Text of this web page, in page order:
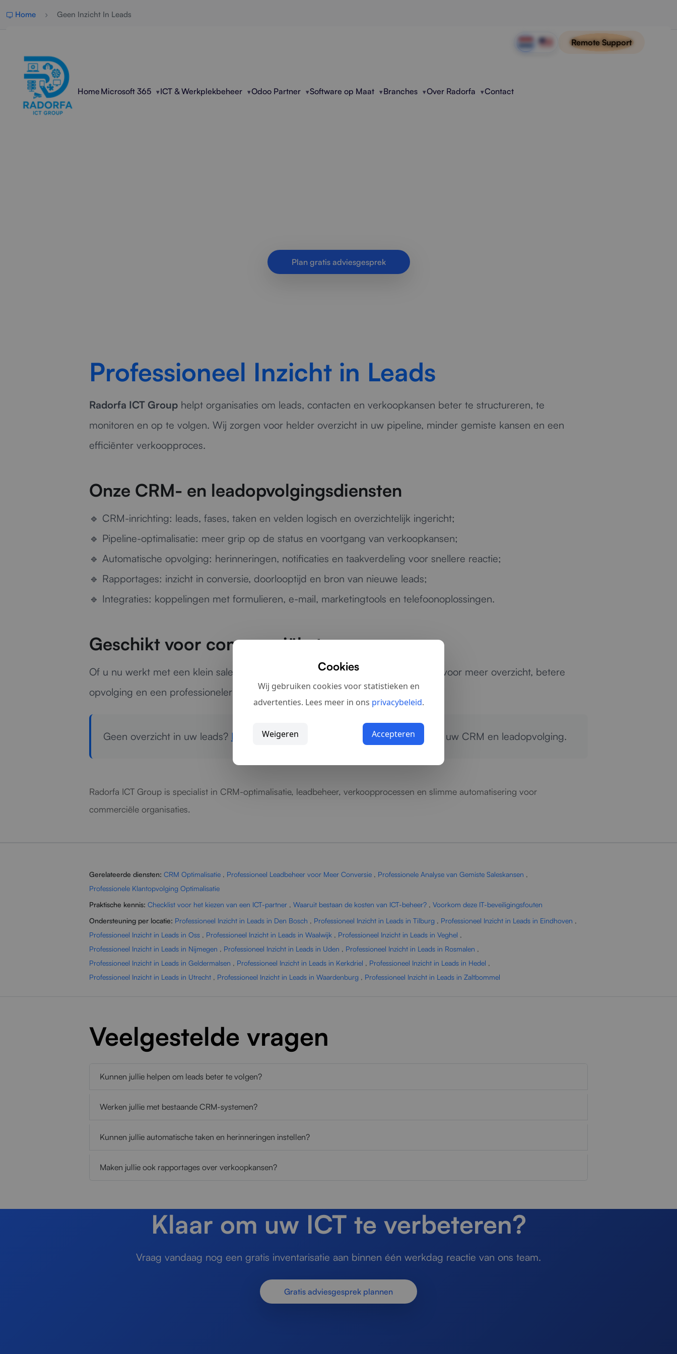
Remote Support
Home Microsoft 365 ICT & Werkplekbeheer Odoo Partner Software op Maat Branches Over Radorfa Contact
Home Geen Inzicht In Leads
Plan gratis adviesgesprek
Professioneel Inzicht in Leads
Radorfa ICT Group helpt organisaties om leads, contacten en verkoopkansen beter te structureren, te
monitoren en op te volgen. Wij zorgen voor helder overzicht in uw pipeline, minder gemiste kansen en een
efficiënter verkoopproces.
Onze CRM- en leadopvolgingsdiensten
🔹 CRM-inrichting: leads, fases, taken en velden logisch en overzichtelijk ingericht;
🔹 Pipeline-optimalisatie: meer grip op de status en voortgang van verkoopkansen;
🔹 Automatische opvolging: herinneringen, notificaties en taakverdeling voor snellere reactie;
🔹 Rapportages: inzicht in conversie, doorlooptijd en bron van nieuwe leads;
🔹 Integraties: koppelingen met formulieren, e-mail, marketingtools en telefoonoplossingen.
Geschikt voor commerciële teams
Of u nu werkt met een klein salesteam of met meerdere afdelingen: wij zorgen voor meer overzicht, betere
opvolging en een professioneler proces van eerste contact tot succesvolle deal.
Geen overzicht in uw leads? Neem contact op voor directe optimalisatie van uw CRM en leadopvolging.
Radorfa ICT Group is specialist in CRM-optimalisatie, leadbeheer, verkoopprocessen en slimme automatisering voor
commerciële organisaties.
Gerelateerde diensten: CRM Optimalisatie , Professioneel Leadbeheer voor Meer Conversie , Professionele Analyse van Gemiste Saleskansen ,
Professionele Klantopvolging Optimalisatie
Praktische kennis: Checklist voor het kiezen van een ICT-partner , Waaruit bestaan de kosten van ICT-beheer? , Voorkom deze IT-beveiligingsfouten
Ondersteuning per locatie: Professioneel Inzicht in Leads in Den Bosch , Professioneel Inzicht in Leads in Tilburg , Professioneel Inzicht in Leads in Eindhoven ,
Professioneel Inzicht in Leads in Oss , Professioneel Inzicht in Leads in Waalwijk , Professioneel Inzicht in Leads in Veghel ,
Professioneel Inzicht in Leads in Nijmegen , Professioneel Inzicht in Leads in Uden , Professioneel Inzicht in Leads in Rosmalen ,
Professioneel Inzicht in Leads in Geldermalsen , Professioneel Inzicht in Leads in Kerkdriel , Professioneel Inzicht in Leads in Hedel ,
Professioneel Inzicht in Leads in Utrecht , Professioneel Inzicht in Leads in Waardenburg , Professioneel Inzicht in Leads in Zaltbommel
Veelgestelde vragen
Kunnen jullie helpen om leads beter te volgen?
Werken jullie met bestaande CRM-systemen?
Kunnen jullie automatische taken en herinneringen instellen?
Maken jullie ook rapportages over verkoopkansen?
Klaar om uw ICT te verbeteren?
Vraag vandaag nog een gratis inventarisatie aan binnen één werkdag reactie van ons team.
Gratis adviesgesprek plannen
Cookies
Wij gebruiken cookies voor statistieken en
advertenties. Lees meer in ons privacybeleid.
Weigeren Accepteren